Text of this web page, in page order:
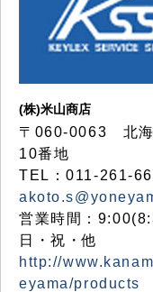
(株)米山商店
〒060-0063 北海
10番地
TEL：011-261-
営業時間：
日・祝・他
http://
eyama/products